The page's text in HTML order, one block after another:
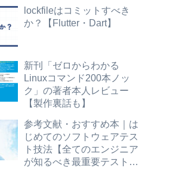
SQL
lockfileはコミットすべき
か？【Flutter・Dart】
新刊「ゼロからわかる
Linuxコマンド200本ノッ
ク」の著者本人レビュー
【製作裏話も】
参考文献・おすすめ本｜は
じめてのソフトウェアテス
ト技法【全てのエンジニア
が知るべき最重要テスト技